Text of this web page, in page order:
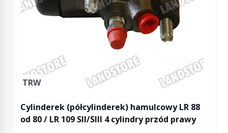
TRW
Cylinderek (półcylinderek) hamulcowy LR 88
od 80 / LR 109 SII/SIII 4 cylindry przód prawy